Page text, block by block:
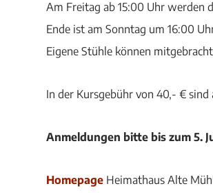
Am Freitag ab 15:00 Uhr werden
Ende ist am Sonntag um 16:00
Eigene Stühle können
In der Kursgebühr von 40,- €
Anmeldungen bitte bis zum 5.
Homepage Heimathaus Alte